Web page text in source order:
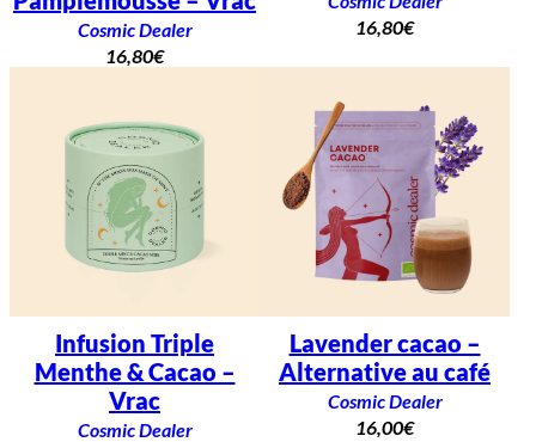
Cosmic Dealer
16,80€
16,80€
Infusion Triple
Menthe & Cacao –
Vrac
Cosmic Dealer
Lavender cacao –
Alternative au café
Cosmic Dealer
16,00€